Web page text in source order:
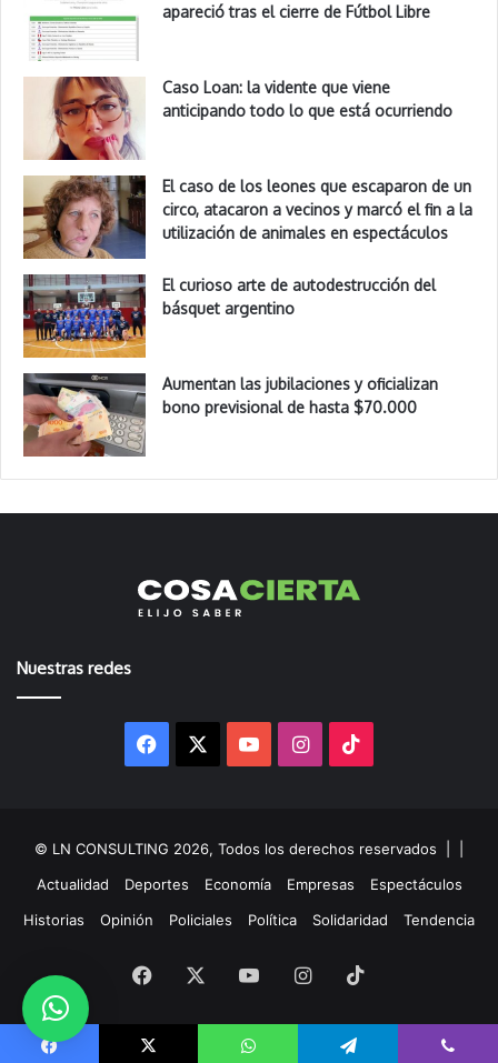
apareció tras el cierre de Fútbol Libre
Caso Loan: la vidente que viene
anticipando todo lo que está ocurriendo
El caso de los leones que escaparon de un
circo, atacaron a vecinos y marcó el fin a la
utilización de animales en espectáculos
El curioso arte de autodestrucción del
básquet argentino
Aumentan las jubilaciones y oficializan
bono previsional de hasta $70.000
Nuestras redes
Facebook YouTubeInstagram
© LN CONSULTING 2026, Todos los derechos reservados |
Actualidad
Deportes Economía Empresas
Espectáculos
Historias
Opinión Policiales Política Solidaridad Tendencia
Facebook YouTubeInstagram